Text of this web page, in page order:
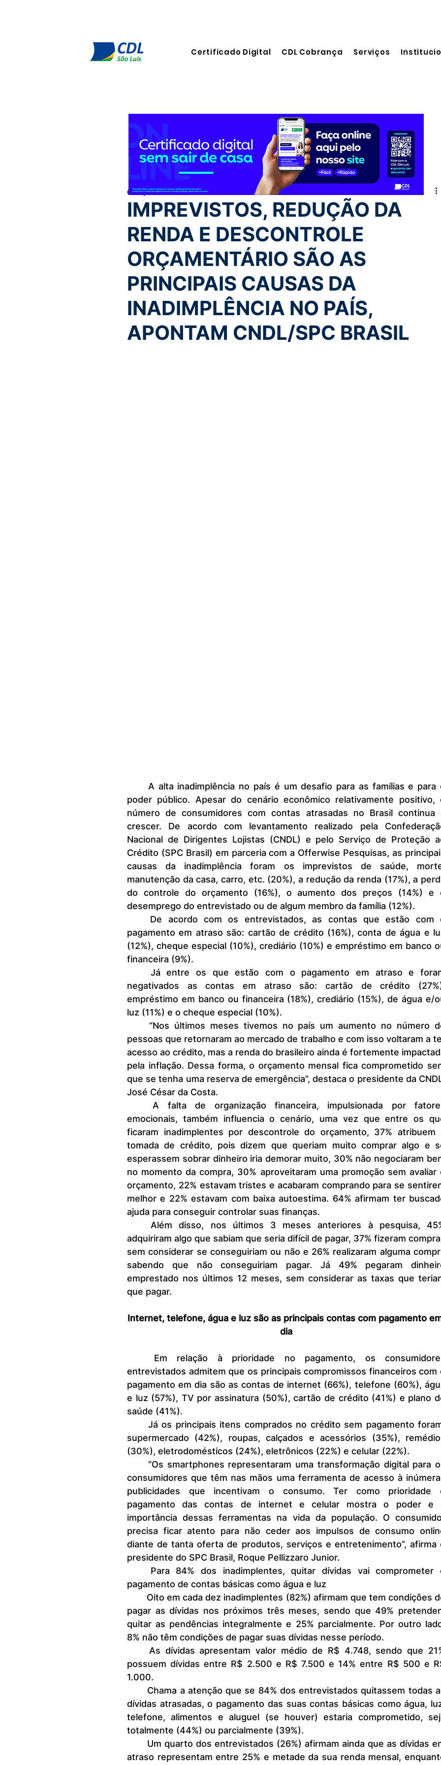
Certificado Digital CDL Cobrança Serviços
IMPREVISTOS, REDUÇÃO DA
RENDA E DESCONTROLE
ORÇAMENTÁRIO SÃO AS
PRINCIPAIS CAUSAS DA
INADIMPLÊNCIA NO PAÍS,
APONTAM CNDL/SPC BRASIL
6 de jun. de 2024 5 min de leitura
poder público. Apesar do cenário econômico relativamente positivo,
número de consumidores com contas atrasadas no Brasil continua
crescer. De acordo com levantamento realizado pela
Nacional de Dirigentes Lojistas (CNDL) e pelo Serviço de Proteção
Crédito (SPC Brasil) em parceria com a Offerwise Pesquisas, as
causas da inadimplência foram os imprevistos de saúde,
manutenção da casa, carro, etc. (20%), a redução da renda (17%), a
do controle do orçamento (16%), o aumento dos preços (14%) e
desemprego do entrevistado ou de algum membro da família (12%).
pagamento em atraso são: cartão de crédito (16%), conta de água e
(12%), cheque especial (10%), crediário (10%) e empréstimo em banco
financeira (9%).
negativados as contas em atraso são: cartão de crédito
empréstimo em banco ou financeira (18%), crediário (15%), de água e/
luz (11%) e o cheque especial (10%).
pessoas que retornaram ao mercado de trabalho e com isso voltaram a
acesso ao crédito, mas a renda do brasileiro ainda é fortemente
pela inflação. Dessa forma, o orçamento mensal fica comprometido
que se tenha uma reserva de emergência”, destaca o presidente da
José César da Costa.
emocionais, também influencia o cenário, uma vez que entre os
ficaram inadimplentes por descontrole do orçamento, 37% atribuem
tomada de crédito, pois dizem que queriam muito comprar algo e
esperassem sobrar dinheiro iria demorar muito, 30% não negociaram
no momento da compra, 30% aproveitaram uma promoção sem avaliar
orçamento, 22% estavam tristes e acabaram comprando para se
melhor e 22% estavam com baixa autoestima. 64% afirmam ter
ajuda para conseguir controlar suas finanças.
adquiriram algo que sabiam que seria difícil de pagar, 37% fizeram
sem considerar se conseguiriam ou não e 26% realizaram alguma
sabendo que não conseguiriam pagar. Já 49% pegaram
emprestado nos últimos 12 meses, sem considerar as taxas que
que pagar.
Internet, telefone, água e luz são as principais contas com pagamento
dia
entrevistados admitem que os principais compromissos financeiros com
pagamento em dia são as contas de internet (66%), telefone (60%),
e luz (57%), TV por assinatura (50%), cartão de crédito (41%) e plano
saúde (41%).
supermercado (42%), roupas, calçados e acessórios (35%),
(30%), eletrodomésticos (24%), eletrônicos (22%) e celular (22%).
consumidores que têm nas mãos uma ferramenta de acesso à
publicidades que incentivam o consumo. Ter como prioridade
pagamento das contas de internet e celular mostra o poder e
importância dessas ferramentas na vida da população. O
precisa ficar atento para não ceder aos impulsos de consumo
diante de tanta oferta de produtos, serviços e entretenimento”, afirma
presidente do SPC Brasil, Roque Pellizzaro Junior.
pagamento de contas básicas como água e luz
pagar as dívidas nos próximos três meses, sendo que 49%
quitar as pendências integralmente e 25% parcialmente. Por outro
8% não têm condições de pagar suas dívidas nesse período.
possuem dívidas entre R$ 2.500 e R$ 7.500 e 14% entre R$ 500 e
1.000.
dívidas atrasadas, o pagamento das suas contas básicas como água,
telefone, alimentos e aluguel (se houver) estaria comprometido,
totalmente (44%) ou parcialmente (39%).
atraso representam entre 25% e metade da sua renda mensal,